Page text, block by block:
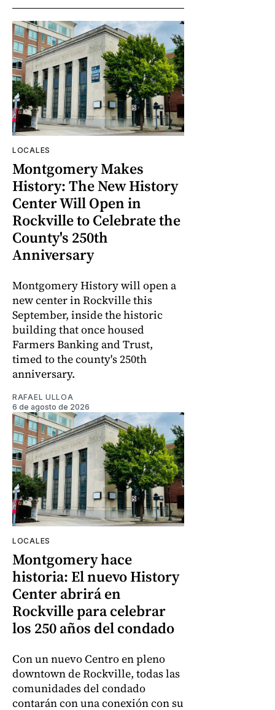
LOCALES
Montgomery Makes
History: The New History
Center Will Open in
Rockville to Celebrate the
County's 250th
Anniversary
Montgomery History will open a
new center in Rockville this
September, inside the historic
building that once housed
Farmers Banking and Trust,
timed to the county's 250th
anniversary.
RAFAEL ULLOA
6 de agosto de 2026
LOCALES
Montgomery hace
historia: El nuevo History
Center abrirá en
Rockville para celebrar
los 250 años del condado
Con un nuevo Centro en pleno
downtown de Rockville, todas las
comunidades del condado
contarán con una conexión con su